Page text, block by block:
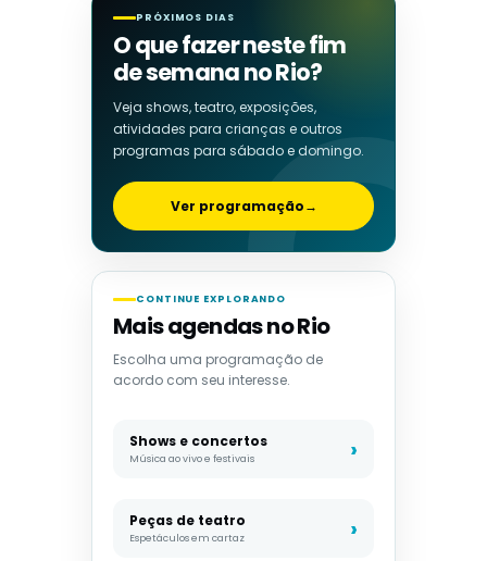
PRÓXIMOS DIAS
O que fazer neste fim
de semana no Rio?
Veja shows, teatro, exposições,
atividades para crianças e outros
programas para sábado e domingo.
Ver programação→
CONTINUE EXPLORANDO
Mais agendas no Rio
Escolha uma programação de
acordo com seu interesse.
Shows e concertos
Música ao vivo e festivais
Peças de teatro
Espetáculos em cartaz